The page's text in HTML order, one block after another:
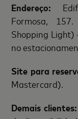
Endereço:
Formosa,
Shopping Light)
no
Site para
Mastercard).
Demais clientes: